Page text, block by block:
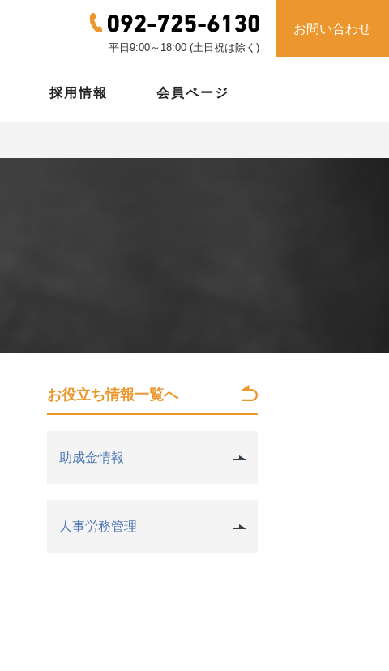
平日9:00～18:00 (土日祝は除く)
お問い合わせ
採用情報 会員ページ
お役立ち情報一覧へ
助成金情報
人事労務管理